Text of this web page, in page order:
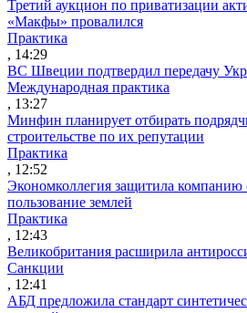
Третий аукцион по приватизации
«Макфы» провалился
Практика
, 14:29
ВС Швеции подтвердил передачу
Международная практика
, 13:27
Минфин планирует отбирать
строительстве по их репутации
Практика
, 12:52
Экономколлегия защитила компанию
пользование землей
Практика
, 12:43
Великобритания расширила
Санкции
, 12:41
АБД предложила стандарт